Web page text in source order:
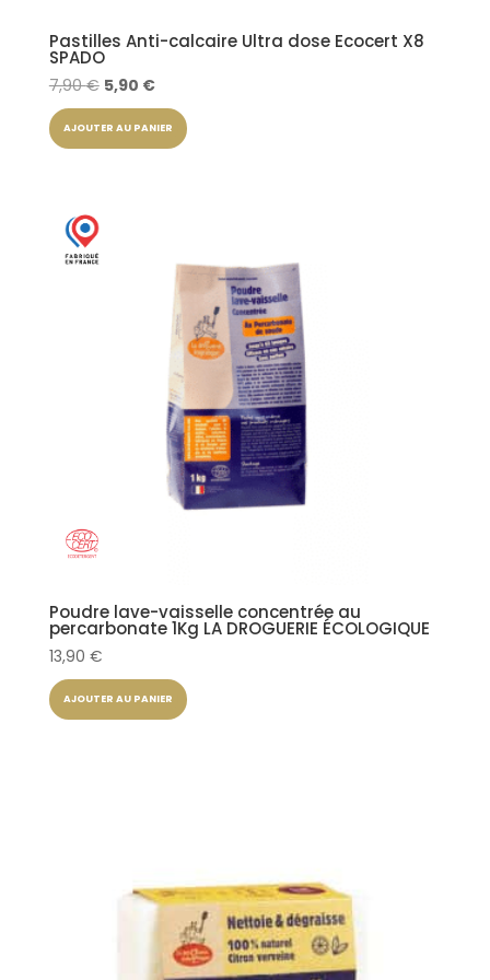
Pastilles Anti-calcaire Ultra dose Ecocert X8
SPADO
7,90€ Le
prix
initial
5,90 €Le
prix
actuel
AJOUTER AU PANIER
Poudre lave-vaisselle concentrée au
percarbonate 1Kg LA DROGUERIE ÉCOLOGIQUE
13,90 €
AJOUTER AU PANIER